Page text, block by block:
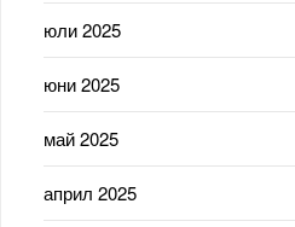
юли 2025
юни 2025
май 2025
април 2025